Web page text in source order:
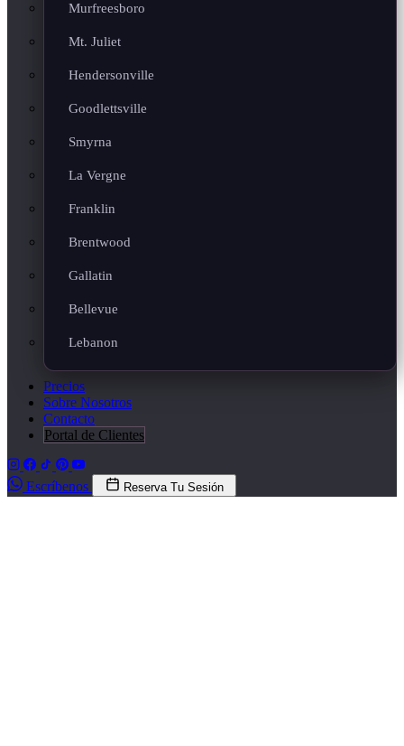
Murfreesboro
Mt. Juliet
Hendersonville
Goodlettsville
Smyrna
La Vergne
Franklin
Brentwood
Gallatin
Bellevue
Lebanon
Precios
Sobre Nosotros
Contacto
Portal de Clientes
Escríbenos Reserva Tu Sesión